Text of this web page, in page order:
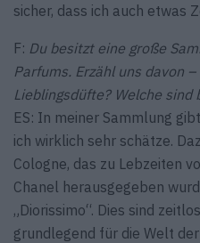
sicher, dass ich auch etwas
F: Du besitzt eine große
Parfums. Erzähl uns davon
Lieblingsdüfte? Welche sind
ES: In meiner Sammlung
ich wirklich sehr schätze.
Cologne, das zu Lebzeiten
Chanel herausgegeben
„Diorissimo“. Dies sind
grundlegend für die Welt